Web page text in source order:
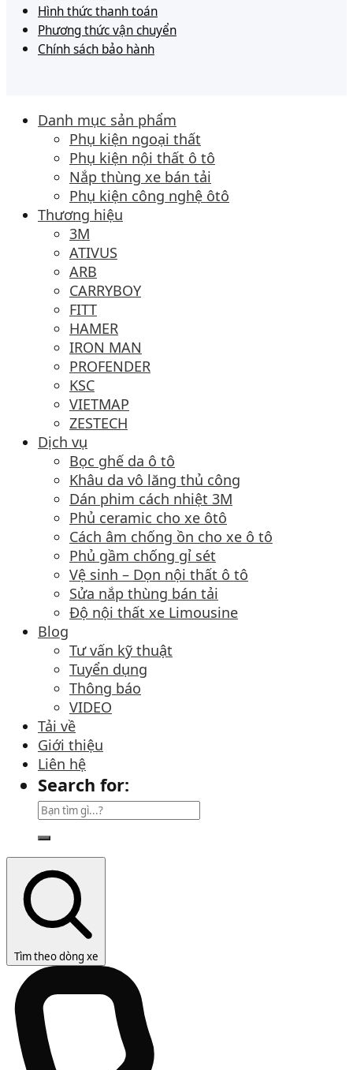
Hình thức thanh toán
Phương thức vận chuyển
Chính sách bảo hành
Danh mục sản phẩm
Phụ kiện ngoại thất
Phụ kiện nội thất ô tô
Nắp thùng xe bán tải
Phụ kiện công nghệ ôtô
Thương hiệu
3M
ATIVUS
ARB
CARRYBOY
FITT
HAMER
IRON MAN
PROFENDER
KSC
VIETMAP
ZESTECH
Dịch vụ
Bọc ghế da ô tô
Khâu da vô lăng thủ công
Dán phim cách nhiệt 3M
Phủ ceramic cho xe ôtô
Cách âm chống ồn cho xe ô tô
Phủ gầm chống gỉ sét
Vệ sinh – Dọn nội thất ô tô
Sửa nắp thùng bán tải
Độ nội thất xe Limousine
Blog
Tư vấn kỹ thuật
Tuyển dụng
Thông báo
VIDEO
Tải về
Giới thiệu
Liên hệ
Search for:
Tìm theo dòng xe